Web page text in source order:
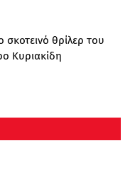
θρίλερ του
Κυριακίδη